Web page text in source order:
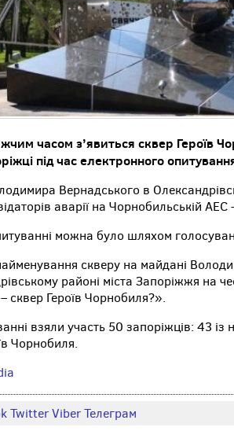
часом з’явиться сквер Героїв
під час електронного
Вернадського в
аварії на Чорнобильській
можна було шляхом
скверу на майдані
районі міста Запоріжжя на
сквер Героїв Чорнобиля?».
взяли участь 50 запоріжців: 43
Чорнобиля.
TwitterViberТелеграм